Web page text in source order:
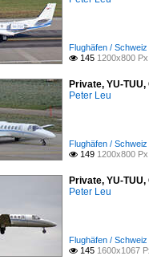
Flughäfen /
 145 1200x800
Private, YU-
Peter Leu
Flughäfen /
 149 1200x800
Private, YU-
Peter Leu
Flughäfen /
 145 1600x1067